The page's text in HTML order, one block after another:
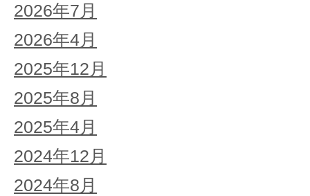
2026年7月
2026年4月
2025年12月
2025年8月
2025年4月
2024年12月
2024年8月